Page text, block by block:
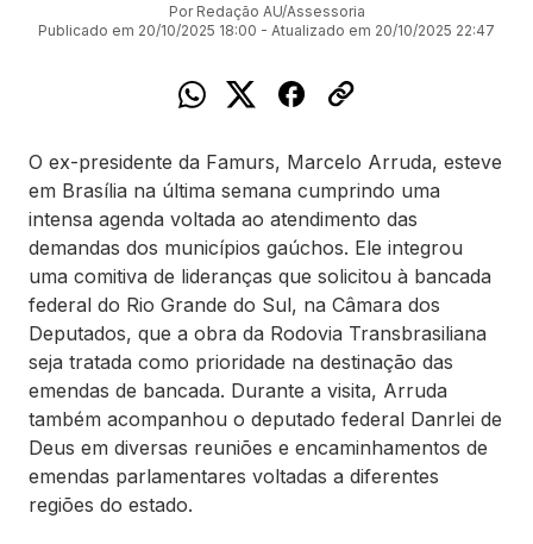
Por Redação AU/Assessoria
Publicado em 20/10/2025 18:00 - Atualizado em 20/10/2025 22:47
O ex-presidente da Famurs, Marcelo Arruda, esteve
em Brasília na última semana cumprindo uma
intensa agenda voltada ao atendimento das
demandas dos municípios gaúchos. Ele integrou
uma comitiva de lideranças que solicitou à bancada
federal do Rio Grande do Sul, na Câmara dos
Deputados, que a obra da Rodovia Transbrasiliana
seja tratada como prioridade na destinação das
emendas de bancada. Durante a visita, Arruda
também acompanhou o deputado federal Danrlei de
Deus em diversas reuniões e encaminhamentos de
emendas parlamentares voltadas a diferentes
regiões do estado.